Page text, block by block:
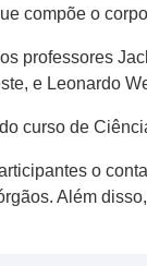
compõe o
professores
e Leonardo
curso de
o
Além